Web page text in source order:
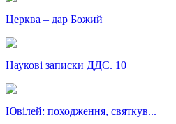
Церква – дар Божий
Наукові записки ДДС. 10
Ювілей: походження, святкув...